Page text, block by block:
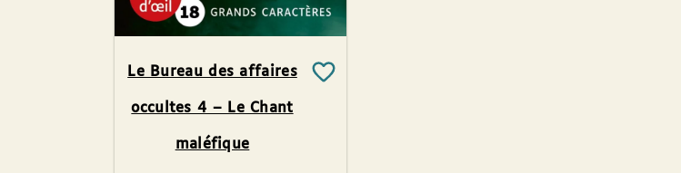
Le Bureau des affaires
occultes 4 – Le Chant
maléfique